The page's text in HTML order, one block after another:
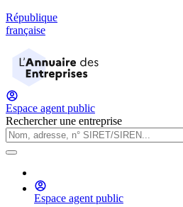
République
française
Espace agent public
Rechercher une entreprise
Espace agent public